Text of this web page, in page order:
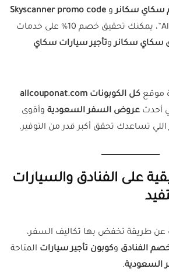
سكاي سكانرو Skyscanner promo code
مثل الكود “Allcouponat”، يمكنك تحقيق خصم 10% على خدمات
سكاي سكانروتأجير سيارات سكاي
موقع كل الكوبونات allcouponat.com
أحدث عروض السفر السعودية وأقوى
اللي تساعدك تحقق أكبر قدر من التوفير.
على الفنادق والسيارات
عن طريقة تخفض بها تكاليف السفر،
الفنادق وكوبون تأجير سيارات المتاحة
السعودية.